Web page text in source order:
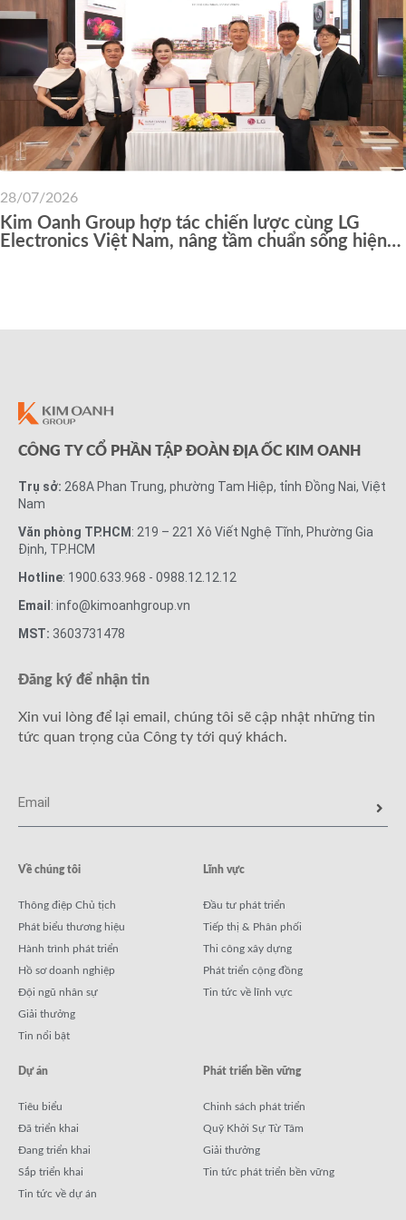
Kim Oanh Group hợp tác chiến lược cùng LG
Electronics Việt Nam, nâng tầm chuẩn sống hiện
28/07/2026
CÔNG TY CỔ PHẦN TẬP ĐOÀN ĐỊA ỐC KIM OANH
Trụ sở: 268A Phan Trung, phường Tam Hiệp, tỉnh Đồng Nai, Việt
Nam
Văn phòng TP.HCM : 219 – 221 Xô Viết Nghệ Tĩnh, Phường Gia
Định, TP.HCM
Hotline: 1900.633.968 - 0988.12.12.12
Email : info@kimoanhgroup.vn
MST: 3603731478
Đăng ký để nhận tin
Xin vui lòng để lại email, chúng tôi sẽ cập nhật những tin
tức quan trọng của Công ty tới quý khách.
Về chúng tôi
Thông điệp Chủ tịch
Phát biểu thương hiệu
Hành trình phát triển
Hồ sơ doanh nghiệp
Đội ngũ nhân sự
Giải thưởng
Tin nổi bật
Lĩnh vực
Đầu tư phát triển
Tiếp thị & Phân phối
Thi công xây dựng
Phát triển cộng đồng
Tin tức về lĩnh vực
Dự án
Tiêu biểu
Đã triển khai
Đang triển khai
Sắp triển khai
Tin tức về dự án
Phát triển bền vững
Chinh sách phát triển
Quỹ Khởi Sự Từ Tâm
Giải thưởng
Tin tức phát triển bền vững